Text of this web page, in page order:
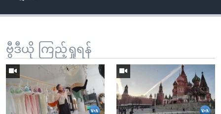
ဗွီဒီယို ကြည့်ရှုရန်